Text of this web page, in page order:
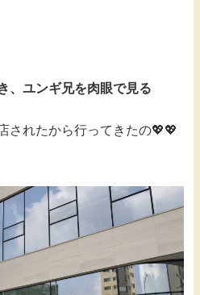
、ユンギ兄を肉眼で見る
されたから行ってきたの💖💖